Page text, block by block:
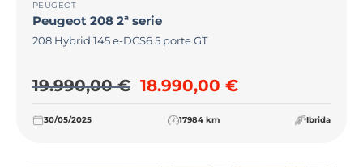
PEUGEOT
Peugeot 208 2ª serie
208 Hybrid 145 e-DCS6 5 porte GT
19.990,00€ Il prezzo originale era:
18.990,00 €Il prezzo
30/05/2025 17984 km Ibrida